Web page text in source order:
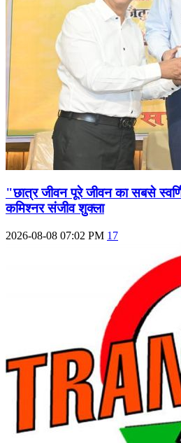
"छात्र जीवन पूरे जीवन का सबसे
कमिश्नर संजीव शुक्ला
2026-08-08 07:02 PM 17